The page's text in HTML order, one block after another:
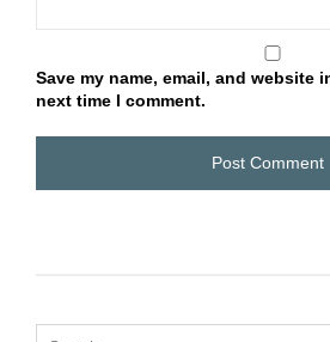
Save my name, email, and website
next time I comment.